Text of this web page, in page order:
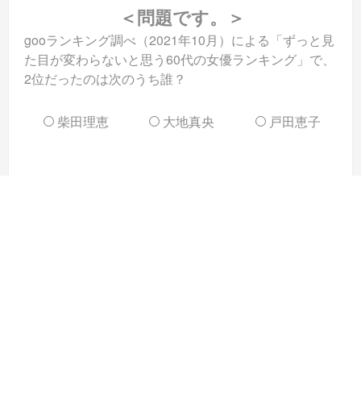
＜問題です。＞
gooランキング調べ（2021年10月）による「ずっと見
た目が変わらないと思う60代の女優ランキング」で、
2位だったのは次のうち誰？
柴田理恵 大地真央 戸田恵子